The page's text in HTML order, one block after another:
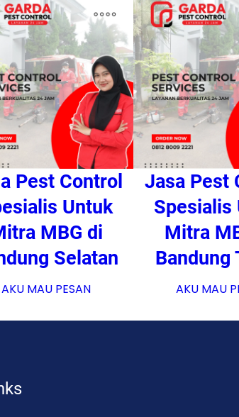
Pest Control
Untuk
MBG di
Selatan
AKU MAU PESAN
Jasa Pest
Spesialis
Mitra
Bandung
AKU MAU